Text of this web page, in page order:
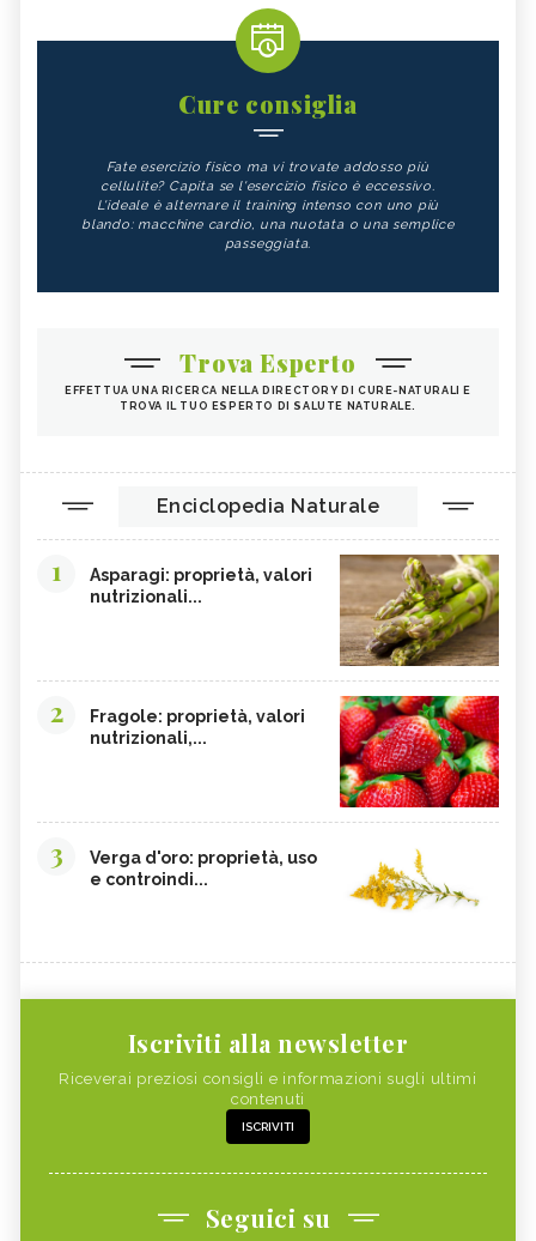
Cure consiglia
Fate esercizio fisico ma vi trovate addosso più
cellulite? Capita se l'esercizio fisico è eccessivo.
L'ideale è alternare il training intenso con uno più
blando: macchine cardio, una nuotata o una semplice
passeggiata.
Trova Esperto
EFFETTUA UNA RICERCA NELLA DIRECTORY DI CURE-NATURALI E
TROVA IL TUO ESPERTO DI SALUTE NATURALE.
Enciclopedia Naturale
1
Asparagi: proprietà, valori
nutrizionali...
2
Fragole: proprietà, valori
nutrizionali,...
3
Verga d'oro: proprietà, uso
e controindi...
Iscriviti alla newsletter
Riceverai preziosi consigli e informazioni sugli ultimi
contenuti
ISCRIVITI
Seguici su